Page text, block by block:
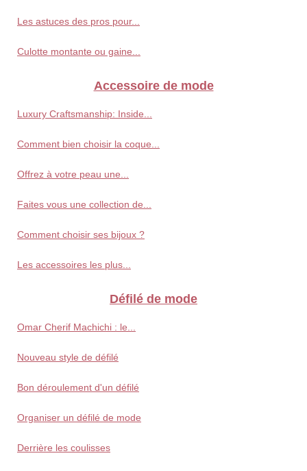
Les astuces des pros pour...
Culotte montante ou gaine...
Accessoire de mode
Luxury Craftsmanship: Inside...
Comment bien choisir la coque...
Offrez à votre peau une...
Faites vous une collection de...
Comment choisir ses bijoux ?
Les accessoires les plus...
Défilé de mode
Omar Cherif Machichi : le...
Nouveau style de défilé
Bon déroulement d'un défilé
Organiser un défilé de mode
Derrière les coulisses